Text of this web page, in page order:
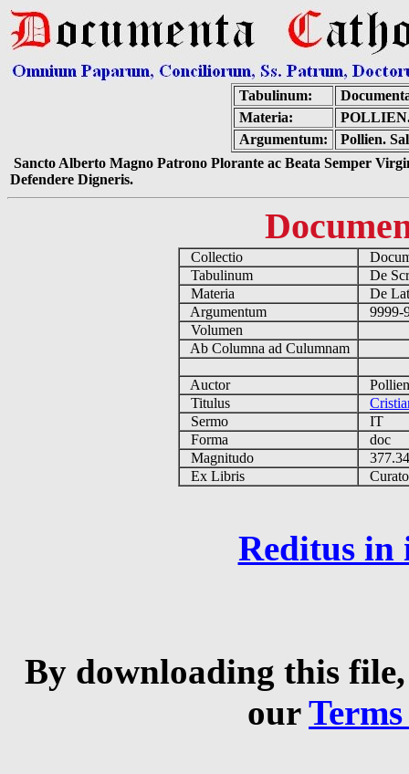
Tabulinum:
Materia:
Argumentum:
Pollien.
Sancto Alberto Magno Patrono Plorante ac Beata Semper
Defendere Digneris.
Collectio
Tabulinum
De
Materia
De
Argumentum
9999-
Volumen
Ab Columna ad Culumnam
Auctor
Titulus
Sermo
IT
Forma
doc
Magnitudo
Ex Libris
Reditus in
By downloading this
our